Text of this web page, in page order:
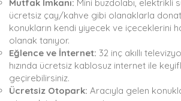
Mutfak İmkanı: Mini buzdolabı, elektrikli su
ücretsiz çay/kahve gibi olanaklarla
konukların kendi yiyecek ve içeceklerini
olanak tanıyor.
Eğlence ve İnternet: 32 inç akıllı
hızında ücretsiz kablosuz internet ile
geçirebilirsiniz.
Ücretsiz Otopark: Aracıyla gelen